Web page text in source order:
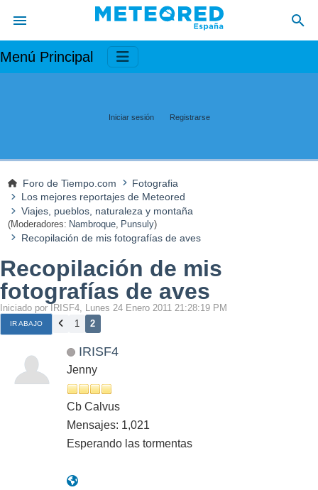
Menú Principal
Iniciar sesión Registrarse
Foro de Tiempo.com
Fotografia
Los mejores reportajes de Meteored
Viajes, pueblos, naturaleza y montaña
(Moderadores: Nambroque, Punsuly)
Recopilación de mis fotografías de aves
Recopilación de mis
fotografías de aves
Iniciado por IRISF4, Lunes 24 Enero 2011 21:28:19 PM
IR ABAJO 1 2
IRISF4
Jenny
Cb Calvus
Mensajes: 1,021
Esperando las tormentas